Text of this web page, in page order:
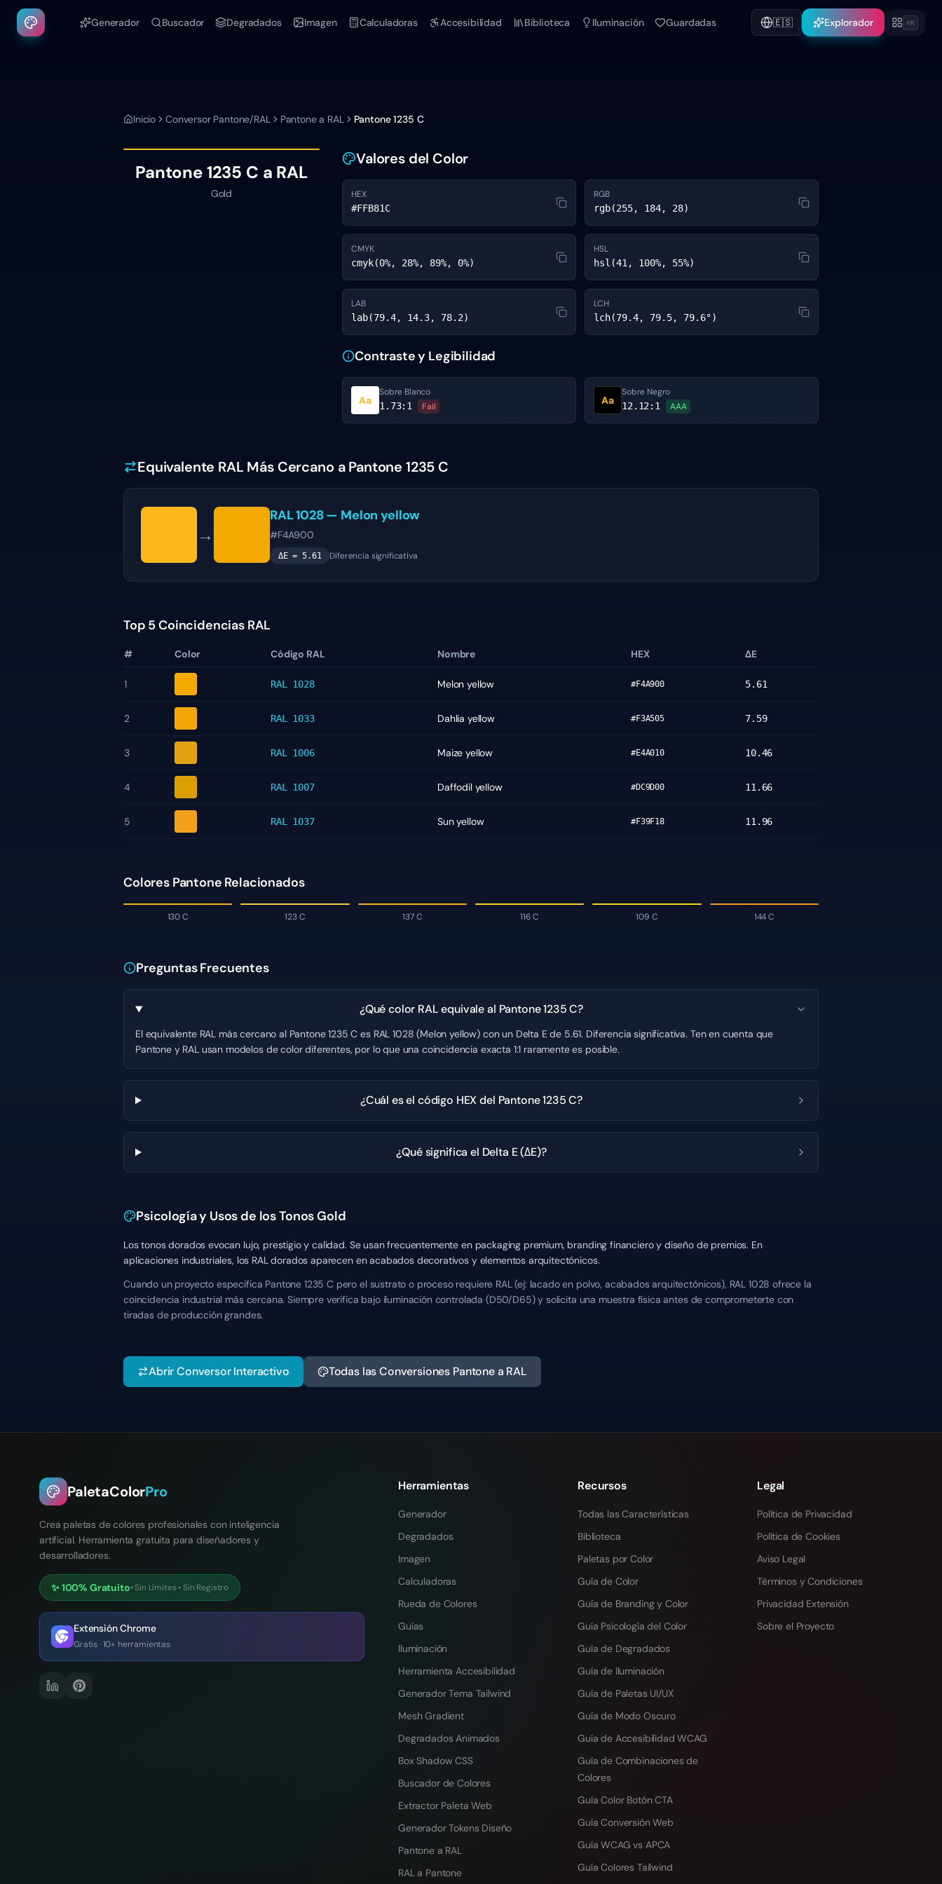
Generador Buscador Degradados Imagen Calculadoras Accesibilidad Biblioteca Iluminación Guardadas 🇪🇸 Explorador ⌘K
Inicio Conversor Pantone/RAL Pantone a RAL Pantone1235 C
Pantone1235 C a RAL
Gold
Valores del Color
HEX
#FFB81C
RGB
rgb(255, 184, 28)
CMYK
cmyk(0%, 28%, 89%, 0%)
HSL
hsl(41, 100%, 55%)
LAB
lab(79.4, 14.3, 78.2)
LCH
lch(79.4, 79.5, 79.6°)
Contraste y Legibilidad
Aa
Sobre Blanco
1.73:1 Fail Aa
Sobre Negro
12.12 :1 AAA
Equivalente RAL Más Cercano a Pantone 1235 C
→
RAL 1028— Melon yellow
#F4A900
ΔE =5.61 Diferencia significativa
Top 5 Coincidencias RAL
# Color Código RAL Nombre HEX ΔE
1 RAL 1028 Melon yellow #F4A900 5.61
2 RAL 1033 Dahlia yellow #F3A505 7.59
3 RAL 1006 Maize yellow #E4A010 10.46
4 RAL 1007 Daffodil yellow #DC9D00 11.66
5 RAL 1037 Sun yellow #F39F18 11.96
Colores Pantone Relacionados
130 C 123 C 137 C 116 C 109 C 144 C
Preguntas Frecuentes
¿Qué color RAL equivale al Pantone 1235 C?
El equivalente RAL más cercano al Pantone 1235 C es RAL 1028 (Melon yellow) con un Delta E de 5.61. Diferencia significativa. Ten en cuenta que
Pantone y RAL usan modelos de color diferentes, por lo que una coincidencia exacta 1:1 raramente es posible.
¿Cuál es el código HEX del Pantone 1235 C?
¿Qué significa el Delta E (ΔE)?
Psicología y Usos de los Tonos Gold
Los tonos dorados evocan lujo, prestigio y calidad. Se usan frecuentemente en packaging premium, branding financiero y diseño de premios. En
aplicaciones industriales, los RAL dorados aparecen en acabados decorativos y elementos arquitectónicos.
Cuando un proyecto especifica Pantone 1235 C pero el sustrato o proceso requiere RAL (ej: lacado en polvo, acabados arquitectónicos), RAL 1028 ofrece la
coincidencia industrial más cercana. Siempre verifica bajo iluminación controlada (D50/D65) y solicita una muestra física antes de comprometerte con
tiradas de producción grandes.
Abrir Conversor Interactivo Todas las Conversiones Pantone a RAL
PaletaColorPro
Crea paletas de colores profesionales con inteligencia
artificial. Herramienta gratuita para diseñadores y
desarrolladores.
✨100% Gratuito•Sin Límites• Sin Registro
Extensión Chrome
Gratis · 10+ herramientas
Herramientas
Generador
Degradados
Imagen
Calculadoras
Rueda de Colores
Guías
Iluminación
Herramienta Accesibilidad
Generador Tema Tailwind
Mesh Gradient
Degradados Animados
Box Shadow CSS
Buscador de Colores
Extractor Paleta Web
Generador Tokens Diseño
Pantone a RAL
RAL a Pantone
Recursos
Todas las Características
Biblioteca
Paletas por Color
Guía de Color
Guía de Branding y Color
Guía Psicología del Color
Guía de Degradados
Guía de Iluminación
Guía de Paletas UI/UX
Guía de Modo Oscuro
Guía de Accesibilidad WCAG
Guía de Combinaciones de
Colores
Guía Color Botón CTA
Guía Conversión Web
Guía WCAG vs APCA
Guía Colores Tailwind
Legal
Política de Privacidad
Política de Cookies
Aviso Legal
Términos y Condiciones
Privacidad Extensión
Sobre el Proyecto